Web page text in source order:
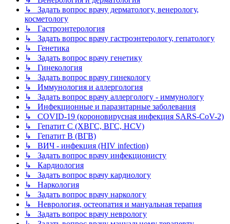
↳ Задать вопрос врачу дерматологу, венерологу,
косметологу
↳ Гастроэнтерология
↳ Задать вопрос врачу гастроэнтерологу, гепатологу
↳ Генетика
↳ Задать вопрос врачу генетику
↳ Гинекология
↳ Задать вопрос врачу гинекологу
↳ Иммунология и аллергология
↳ Задать вопрос врачу аллергологу - иммунологу
↳ Инфекционные и паразитарные заболевания
↳ COVID-19 (короновирусная инфекция SARS-CoV-2)
↳ Гепатит C (ХВГС, ВГС, HCV)
↳ Гепатит B (ВГВ)
↳ ВИЧ - инфекция (HIV infection)
↳ Задать вопрос врачу инфекционисту
↳ Кардиология
↳ Задать вопрос врачу кардиологу
↳ Наркология
↳ Задать вопрос врачу наркологу
↳ Неврология, остеопатия и мануальная терапия
↳ Задать вопрос врачу неврологу